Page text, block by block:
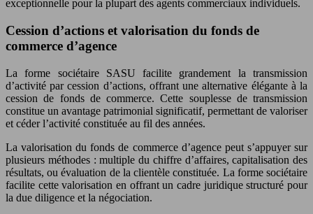
exceptionnelle pour la plupart des agents commerciaux individuels.
Cession d’actions et valorisation du fonds de
commerce d’agence
La forme sociétaire SASU facilite grandement la transmission
d’activité par cession d’actions, offrant une alternative élégante à la
cession de fonds de commerce. Cette souplesse de transmission
constitue un avantage patrimonial significatif, permettant de valoriser
et céder l’activité constituée au fil des années.
La valorisation du fonds de commerce d’agence peut s’appuyer sur
plusieurs méthodes : multiple du chiffre d’affaires, capitalisation des
résultats, ou évaluation de la clientèle constituée. La forme sociétaire
facilite cette valorisation en offrant un cadre juridique structuré pour
la due diligence et la négociation.